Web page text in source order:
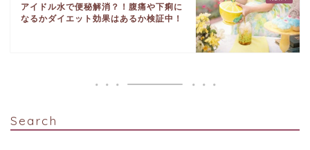
アイドル水で便秘解消？！腹痛や下痢に
なるかダイエット効果はあるか検証中！
Search